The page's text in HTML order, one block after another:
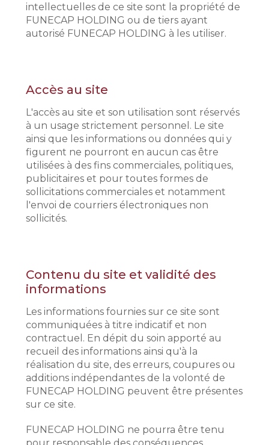
intellectuelles de ce site sont la propriété de
FUNECAP HOLDING ou de tiers ayant
autorisé FUNECAP HOLDING à les utiliser.
Accès au site
L'accès au site et son utilisation sont réservés
à un usage strictement personnel. Le site
ainsi que les informations ou données qui y
figurent ne pourront en aucun cas être
utilisées à des fins commerciales, politiques,
publicitaires et pour toutes formes de
sollicitations commerciales et notamment
l'envoi de courriers électroniques non
sollicités.
Contenu du site et validité des
informations
Les informations fournies sur ce site sont
communiquées à titre indicatif et non
contractuel. En dépit du soin apporté au
recueil des informations ainsi qu'à la
réalisation du site, des erreurs, coupures ou
additions indépendantes de la volonté de
FUNECAP HOLDING peuvent être présentes
sur ce site.
FUNECAP HOLDING ne pourra être tenu